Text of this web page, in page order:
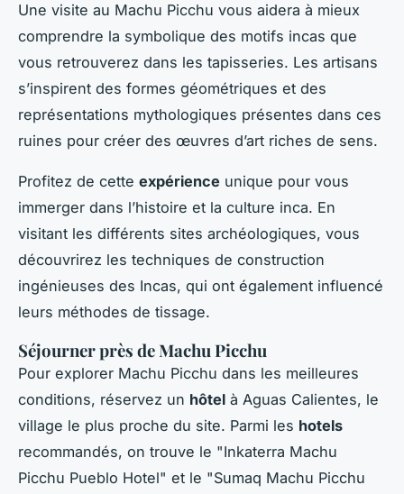
Une visite au Machu Picchu vous aidera à mieux
comprendre la symbolique des motifs incas que
vous retrouverez dans les tapisseries. Les artisans
s’inspirent des formes géométriques et des
représentations mythologiques présentes dans ces
ruines pour créer des œuvres d’art riches de sens.
Profitez de cette expérience unique pour vous
immerger dans l’histoire et la culture inca. En
visitant les différents sites archéologiques, vous
découvrirez les techniques de construction
ingénieuses des Incas, qui ont également influencé
leurs méthodes de tissage.
Séjourner près de Machu Picchu
Pour explorer Machu Picchu dans les meilleures
conditions, réservez un hôtel à Aguas Calientes, le
village le plus proche du site. Parmi les hotels
recommandés, on trouve le "Inkaterra Machu
Picchu Pueblo Hotel" et le "Sumaq Machu Picchu